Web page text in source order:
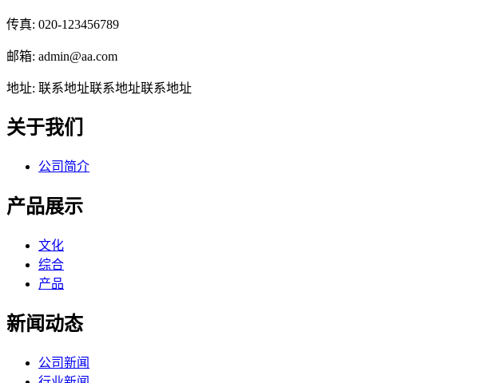
传真: 020-123456789
邮箱: admin@aa.com
地址: 联系地址联系地址联系地址
关于我们
公司简介
产品展示
文化
综合
产品
新闻动态
公司新闻